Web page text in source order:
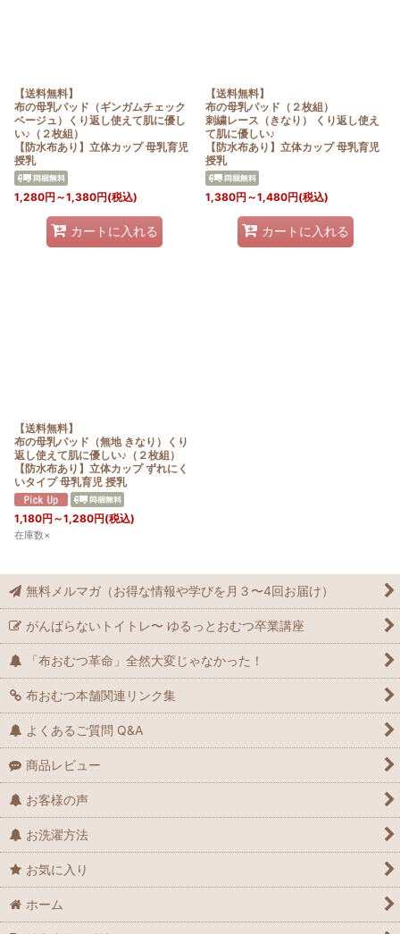
【送料無料】
布の母乳パッド（ギンガムチェック
ベージュ）くり返し使えて肌に優し
い♪（２枚組）
【防水布あり】立体カップ 母乳育児
授乳
1,280円 ～1,380円(税込)
カートに入れる
【送料無料】
布の母乳パッド（２枚組）
刺繍レース（きなり） くり返し使え
て肌に優しい♪
【防水布あり】立体カップ 母乳育児
授乳
1,380円 ～1,480円(税込)
カートに入れる
【送料無料】
布の母乳パッド（無地 きなり）くり
返し使えて肌に優しい♪（２枚組）
【防水布あり】立体カップ ずれにく
いタイプ 母乳育児 授乳
1,180円 ～1,280円(税込)
在庫数×
無料メルマガ（お得な情報や学びを月３〜4回お届け）
がんばらないトイトレ〜 ゆるっとおむつ卒業講座
「布おむつ革命」全然大変じゃなかった！
布おむつ本舗関連リンク集
よくあるご質問 Q&A
商品レビュー
お客様の声
お洗濯方法
お気に入り
ホーム